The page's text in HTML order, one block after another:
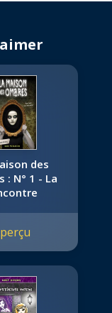
des
: N° 1 - La